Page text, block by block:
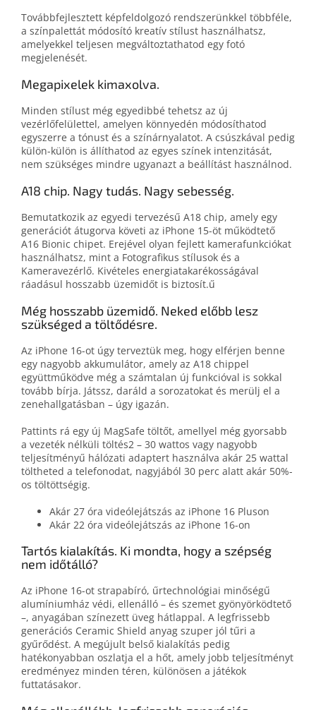
Továbbfejlesztett képfeldolgozó rendszerünkkel többféle,
a színpalettát módosító kreatív stílust használhatsz,
amelyekkel teljesen megváltoztathatod egy fotó
megjelenését.
Megapixelek kimaxolva.
Minden stílust még egyedibbé tehetsz az új
vezérlőfelülettel, amelyen könnyedén módosíthatod
egyszerre a tónust és a színárnyalatot. A csúszkával pedig
külön-külön is állíthatod az egyes színek intenzitását,
nem szükséges mindre ugyanazt a beállítást használnod.
A18 chip. Nagy tudás. Nagy sebesség.
Bemutatkozik az egyedi tervezésű A18 chip, amely egy
generációt átugorva követi az iPhone 15-öt működtető
A16 Bionic chipet. Erejével olyan fejlett kamerafunkciókat
használhatsz, mint a Fotografikus stílusok és a
Kameravezérlő. Kivételes energiatakarékosságával
ráadásul hosszabb üzemidőt is biztosít.ű
Még hosszabb üzemidő. Neked előbb lesz
szükséged a töltődésre.
Az iPhone 16-ot úgy terveztük meg, hogy elférjen benne
egy nagyobb akkumulátor, amely az A18 chippel
együttműködve még a számtalan új funkcióval is sokkal
tovább bírja. Játssz, daráld a sorozatokat és merülj el a
zenehallgatásban – úgy igazán.
Pattints rá egy új MagSafe töltőt, amellyel még gyorsabb
a vezeték nélküli töltés2 – 30 wattos vagy nagyobb
teljesítményű hálózati adaptert használva akár 25 wattal
töltheted a telefonodat, nagyjából 30 perc alatt akár 50%-
os töltöttségig.
Akár 27 óra videólejátszás az iPhone 16 Pluson
Akár 22 óra videólejátszás az iPhone 16-on
Tartós kialakítás. Ki mondta, hogy a szépség
nem időtálló?
Az iPhone 16-ot strapabíró, űrtechnológiai minőségű
alumíniumház védi, ellenálló – és szemet gyönyörködtető
–, anyagában színezett üveg hátlappal. A legfrissebb
generációs Ceramic Shield anyag szuper jól tűri a
gyűrődést. A megújult belső kialakítás pedig
hatékonyabban oszlatja el a hőt, amely jobb teljesítményt
eredményez minden téren, különösen a játékok
futtatásakor.